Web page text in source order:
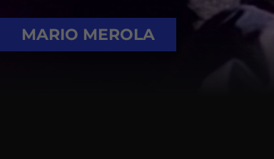
MARIO MEROLA